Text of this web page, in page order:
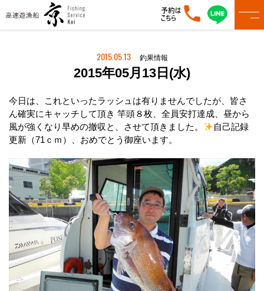
2015.05.13 釣果情報
2015年05月13日(水)
今日は、これといったラッシュは有りませんでしたが、皆さ
ん確実にキャッチして頂き 竿頭８枚、全員安打達成、昼から
風が強くなり早めの撤収と、させて頂きました。
自己記録
更新（71ｃｍ）、おめでとう御座います。